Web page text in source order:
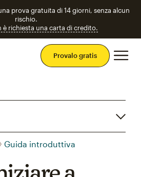
prova gratuita di 14 giorni, senza alcun
rischio.
è richiesta una carta di credito.
Provalo gratis
Guida introduttiva